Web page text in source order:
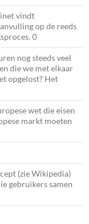
vindt
op de reeds
0
nog steeds veel
die we met elkaar
opgelost? Het
wet die eisen
markt moeten
(zie Wikipedia)
gebruikers samen